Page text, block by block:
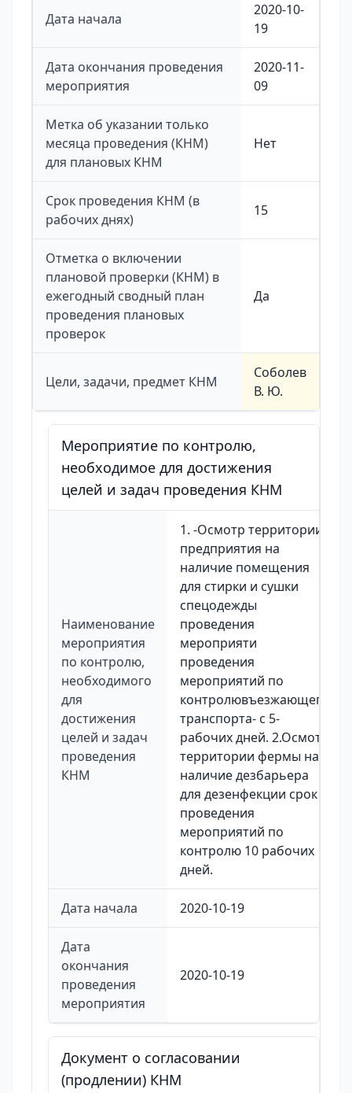
Дата начала
2020-10-
19
Дата окончания проведения
мероприятия
2020-11-
09
Метка об указании только
месяца проведения (КНМ)
для плановых КНМ
Нет
Срок проведения КНМ (в
рабочих днях)
15
Отметка о включении
плановой проверки (КНМ) в
ежегодный сводный план
проведения плановых
проверок
Да
Цели, задачи, предмет КНМ
Соболев
В. Ю.
Мероприятие по контролю,
необходимое для достижения
целей и задач проведения КНМ
Наименование
мероприятия
по контролю,
необходимого
для
достижения
целей и задач
проведения
КНМ
1. -Осмотр территории
предприятия на
наличие помещения
для стирки и сушки
спецодежды
проведения
мероприяти
проведения
мероприятий по
контролювъезжающего
транспорта- с 5-
рабочих дней. 2.Осмотр
территории фермы на
наличие дезбарьера
для дезенфекции срок
проведения
мероприятий по
контролю 10 рабочих
дней.
Дата начала 2020-10-19
Дата
окончания
проведения
мероприятия
2020-10-19
Документ о согласовании
(продлении) КНМ